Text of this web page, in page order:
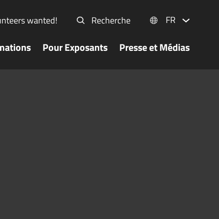
wanted! Recherche FR
Pour Exposants Presse et Médias